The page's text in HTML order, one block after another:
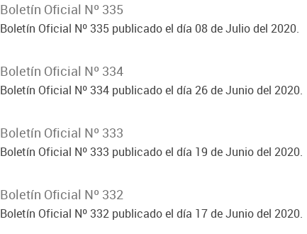
Boletín Oficial Nº 335
Boletín Oficial Nº 335 publicado el día 08 de Julio del 2020.
Boletín Oficial Nº 334
Boletín Oficial Nº 334 publicado el día 26 de Junio del 2020.
Boletín Oficial Nº 333
Boletín Oficial Nº 333 publicado el día 19 de Junio del 2020.
Boletín Oficial Nº 332
Boletín Oficial Nº 332 publicado el día 17 de Junio del 2020.